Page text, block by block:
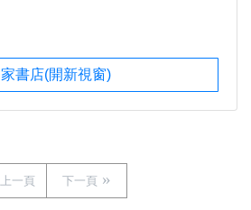
書店(開新視窗)
上一頁 下一頁